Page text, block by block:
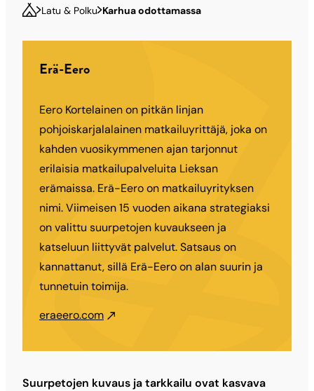
Latu & Polku Karhua odottamassa
Erä-Eero
Eero Kortelainen on pitkän linjan
pohjoiskarjalalainen matkailuyrittäjä, joka on
kahden vuosikymmenen ajan tarjonnut
erilaisia matkailupalveluita Lieksan
erämaissa. Erä-Eero on matkailuyrityksen
nimi. Viimeisen 15 vuoden aikana strategiaksi
on valittu suurpetojen kuvaukseen ja
katseluun liittyvät palvelut. Satsaus on
kannattanut, sillä Erä-Eero on alan suurin ja
tunnetuin toimija.
eraeero.com
Suurpetojen kuvaus ja tarkkailu ovat kasvava